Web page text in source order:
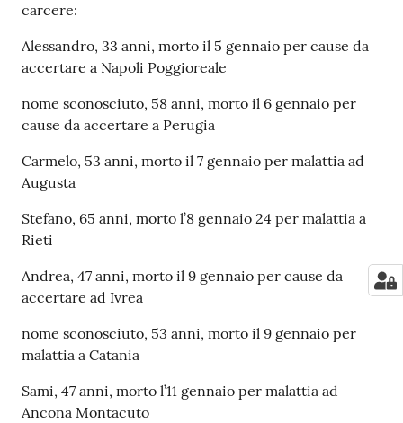
carcere:
Alessandro, 33 anni, morto il 5 gennaio per cause da
accertare a Napoli Poggioreale
nome sconosciuto, 58 anni, morto il 6 gennaio per
cause da accertare a Perugia
Carmelo, 53 anni, morto il 7 gennaio per malattia ad
Augusta
Stefano, 65 anni, morto l’8 gennaio 24 per malattia a
Rieti
Andrea, 47 anni, morto il 9 gennaio per cause da
accertare ad Ivrea
nome sconosciuto, 53 anni, morto il 9 gennaio per
malattia a Catania
Sami, 47 anni, morto l’11 gennaio per malattia ad
Ancona Montacuto